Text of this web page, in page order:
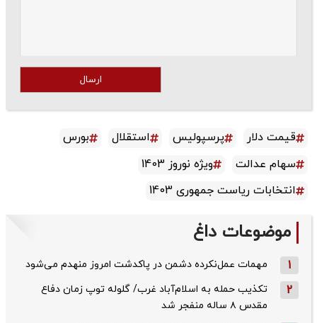
ارسال
قیمت دلار پرسپولیس استقلال
بورس
سهام عدالت
ویژه نوروز 1403
انتخابات ریاست جمهوری 1403
موضوعات داغ
1 مهمات عمل‌نکرده دشمن در پاکدشت امروز منهدم می‌شود
2
تکذیب حمله به اسلام‌آباد غرب/ گلوله توپ زمان دفاع
مقدس ۸ ساله منفجر شد